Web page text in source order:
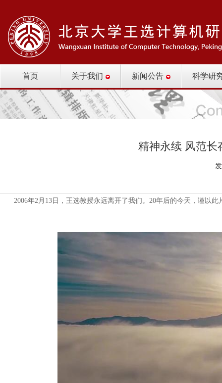
首页 关于我们 新闻公告 科学研
精神永续 风范
2006年2月13日，王选教授永远离开了我们。20年后的今天，谨以此